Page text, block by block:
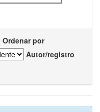
Ordenar por
Autor/registro